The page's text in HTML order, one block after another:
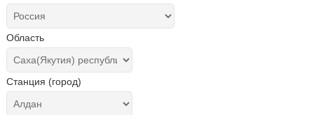
Область
Станция (город)